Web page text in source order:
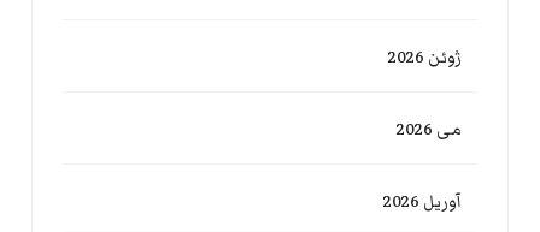
ژوئن 2026
می 2026
آوریل 2026